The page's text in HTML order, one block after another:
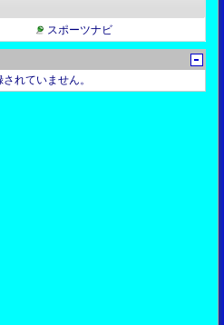
スポーツナビ
されていません。